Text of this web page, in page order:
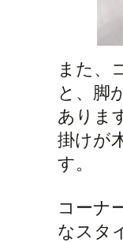
また、
と、脚
ありま
掛けが
す。
コーナ
なスタ